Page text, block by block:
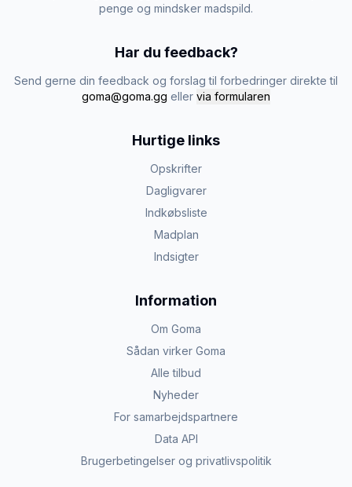
penge og mindsker madspild.
Har du feedback?
Send gerne din feedback og forslag til forbedringer direkte til
goma@goma.gg eller via formularen
Hurtige links
Opskrifter
Dagligvarer
Indkøbsliste
Madplan
Indsigter
Information
Om Goma
Sådan virker Goma
Alle tilbud
Nyheder
For samarbejdspartnere
Data API
Brugerbetingelser og privatlivspolitik